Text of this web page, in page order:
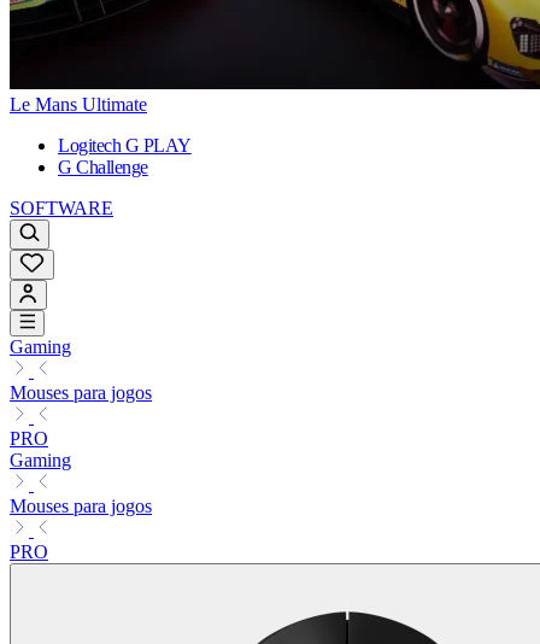
Le Mans Ultimate
Logitech G PLAY
G Challenge
SOFTWARE
Gaming
Mouses para jogos
PRO
Gaming
Mouses para jogos
PRO